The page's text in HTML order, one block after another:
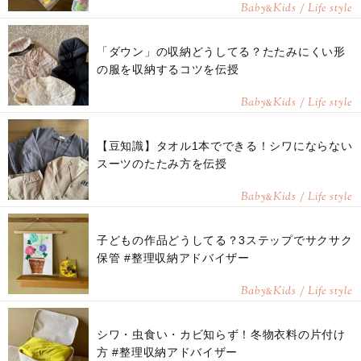
Baby&Kids / Life style
「ダウン」の収納どうしてる？たたみにくい形
の服を収納するコツを伝授
Baby&Kids / Life style
【豆知識】タオル1本でできる！シワにならない
スーツのたたみ方を伝授
Baby&Kids / Life style
子どもの作品どうしてる？3ステップでサクサク
保管 #整理収納アドバイザー
Baby&Kids / Life style
シワ・虫食い・カビ知らず！冬物衣料の片付け
方 #整理収納アドバイザー